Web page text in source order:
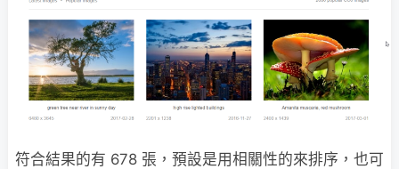
符合結果的有 678 張，預設是用相關性的來排序，也可